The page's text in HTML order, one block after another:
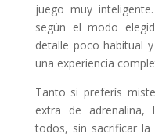
juego muy
según el modo
detalle poco habitual
una experiencia
Tanto si preferís
extra de adrenalina,
todos, sin sacrificar la